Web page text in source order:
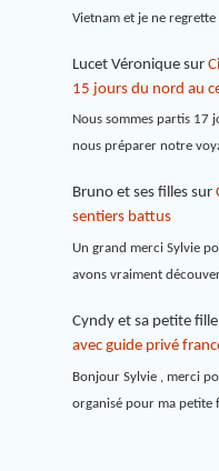
Vietnam et je ne
Lucet Véroniquesur
15 jours du nord au
Nous sommes partis 17
nous préparer notre
Bruno et ses fillessur
sentiers battus
Un grand merci Sylvie
avons vraiment
Cyndy et sa petite fille
avec guide privé
Bonjour Sylvie , merci
organisé pour ma petite